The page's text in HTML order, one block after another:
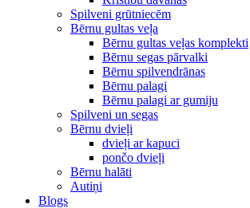
Spilveni grūtniecēm
Bērnu gultas veļa
Bērnu gultas veļas komplekti
Bērnu segas pārvalki
Bērnu spilvendrānas
Bērnu palagi
Bērnu palagi ar gumiju
Spilveni un segas
Bērnu dvieļi
dvieļi ar kapuci
pončo dvieļi
Bērnu halāti
Autiņi
Blogs